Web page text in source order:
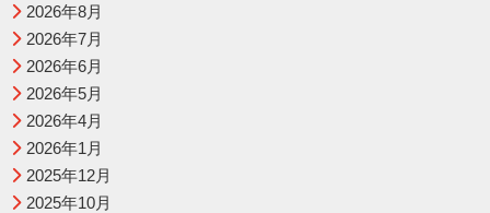
2026年8月
2026年7月
2026年6月
2026年5月
2026年4月
2026年1月
2025年12月
2025年10月